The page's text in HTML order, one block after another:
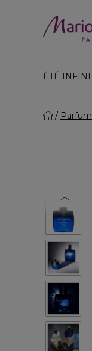
ÉTÉ INFINI
Parfum